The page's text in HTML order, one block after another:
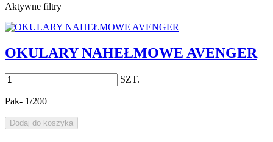
Aktywne filtry
OKULARY NAHEŁMOWE AVENGER
SZT.
Pak- 1/200
Dodaj do koszyka